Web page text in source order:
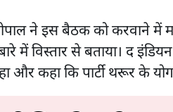
ने इस बैठक को करवाने में
में विस्तार से बताया। द
और कहा कि पार्टी थरूर के